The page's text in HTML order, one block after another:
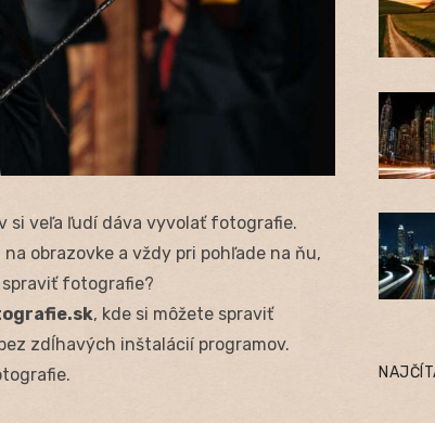
si veľa ľudí dáva vyvolať fotografie.
obrazovke a vždy pri pohľade na ňu,
fotografie?
, kde si môžete spraviť
zdĺhavých inštalácií programov.